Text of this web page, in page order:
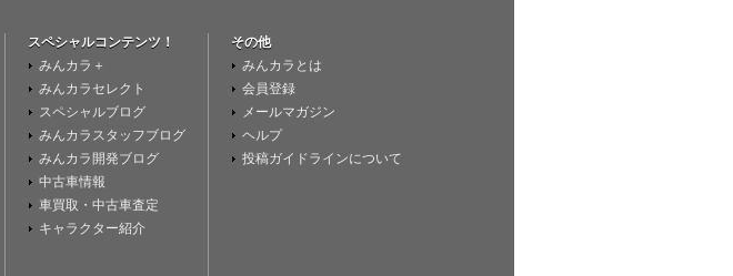
スペシャルコンテンツ！
みんカラ＋
みんカラセレクト
スペシャルブログ
みんカラスタッフブログ
みんカラ開発ブログ
中古車情報
車買取・中古車査定
キャラクター紹介
その他
みんカラとは
会員登録
メールマガジン
ヘルプ
投稿ガイドラインについて